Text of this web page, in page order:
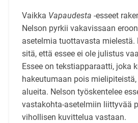
Vaikka Vapaudesta -esseet
Nelson pyrkii vakavissaan
asetelmia tuottavasta mielestä.
sitä, että essee ei ole julistus
Essee on tekstiapparaatti, joka
hakeutumaan pois
alueita. Nelson työskentelee
vastakohta-asetelmiin liittyvää
vihollisen kuvittelua vastaan.